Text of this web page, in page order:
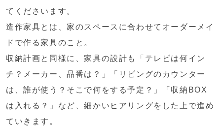
てくださいます。
造作家具とは、家のスペースに合わせてオーダーメイ
ドで作る家具のこと。
収納計画と同様に、家具の設計も「テレビは何イン
チ？メーカー、品番は？」「リビングのカウンター
は、誰が使う？そこで何をする予定？」「収納BOX
は入れる？」など、細かいヒアリングをした上で進め
ていきます。